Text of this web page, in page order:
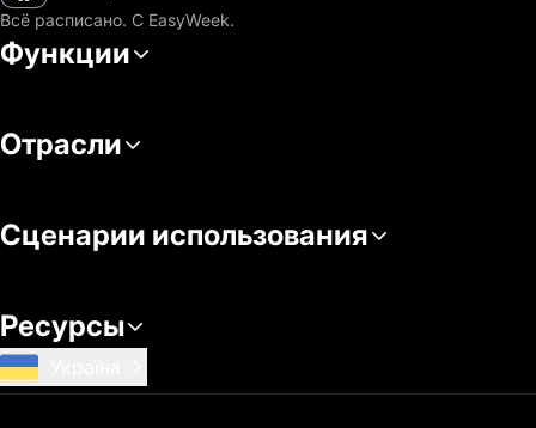
Всё расписано. С EasyWeek.
Функции
Отрасли
Сценарии использования
Ресурсы